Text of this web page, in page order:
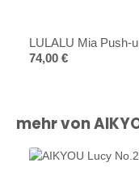
LULALU Mia Push-
Regulärer Preis:
74,00 €
Produktgalerie
mehr von